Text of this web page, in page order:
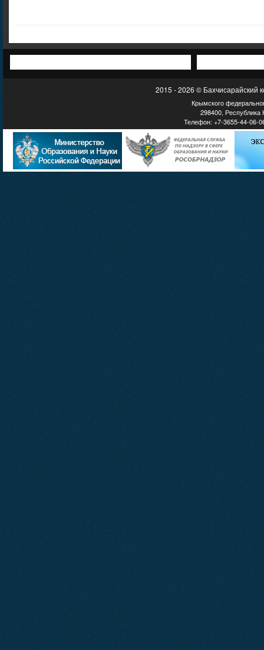
2015 - 2026 © Бахчисарайский
Крымского
298400, Республика
Телефон: +7-3655-44-06-